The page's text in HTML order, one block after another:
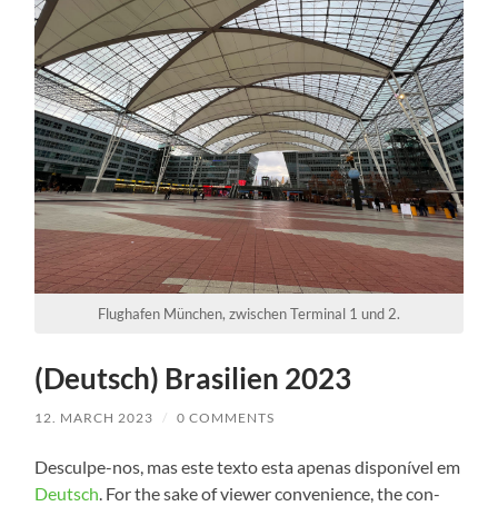
Flughafen München, zwischen Terminal 1 und 2.
(Deutsch) Brasilien 2023
12. MARCH 2023 / 0 COMMENTS
Desculpe-nos, mas este tex­to esta ape­n­as dis­poní­vel em
Deutsch. For the sake of view­er con­ve­ni­ence, the con­